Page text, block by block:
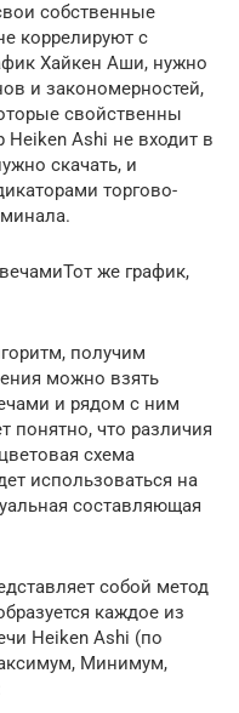
собственные
коррелируют с
Хайкен Аши, нужно
и закономерностей,
свойственны
Ashi не входит в
скачать, и
торгово-
же график,
получим
можно взять
и рядом с ним
понятно, что различия
схема
использоваться на
составляющая
собой метод
каждое из
Heiken Ashi (по
Минимум,